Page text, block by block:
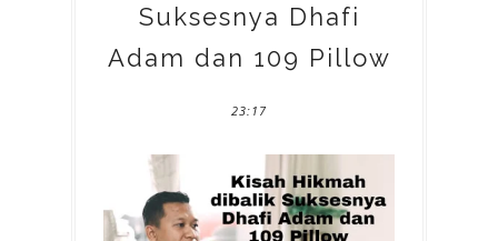
Suksesnya Dhafi
Adam dan 109 Pillow
23:17